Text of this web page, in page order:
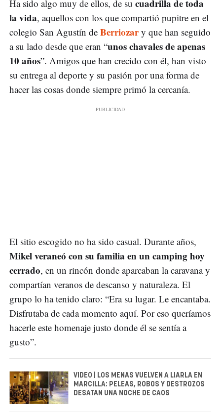
Ha sido algo muy de ellos, de su cuadrilla de toda
la vida, aquellos con los que compartió pupitre en el
colegio San Agustín de Berriozary que han seguido
a su lado desde que eran “unos chavales de apenas
10 años”. Amigos que han crecido con él, han visto
su entrega al deporte y su pasión por una forma de
hacer las cosas donde siempre primó la cercanía.
El sitio escogido no ha sido casual. Durante años,
Mikel veraneó con su familia en un camping hoy
cerrado, en un rincón donde aparcaban la caravana y
compartían veranos de descanso y naturaleza. El
grupo lo ha tenido claro: “Era su lugar. Le encantaba.
Disfrutaba de cada momento aquí. Por eso queríamos
hacerle este homenaje justo donde él se sentía a
gusto”.
VIDEO | LOS MENAS VUELVEN A LIARLA EN
MARCILLA: PELEAS, ROBOS Y DESTROZOS
DESATAN UNA NOCHE DE CAOS